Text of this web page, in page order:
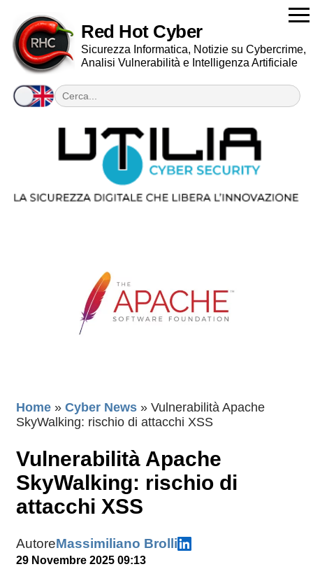
Red Hot Cyber
Sicurezza Informatica, Notizie su Cybercrime,
Analisi Vulnerabilità e Intelligenza Artificiale
Home » Cyber News » Vulnerabilità Apache
SkyWalking: rischio di attacchi XSS
Vulnerabilità Apache
SkyWalking: rischio di
attacchi XSS
AutoreMassimiliano Brolli
29 Novembre 2025 09:13